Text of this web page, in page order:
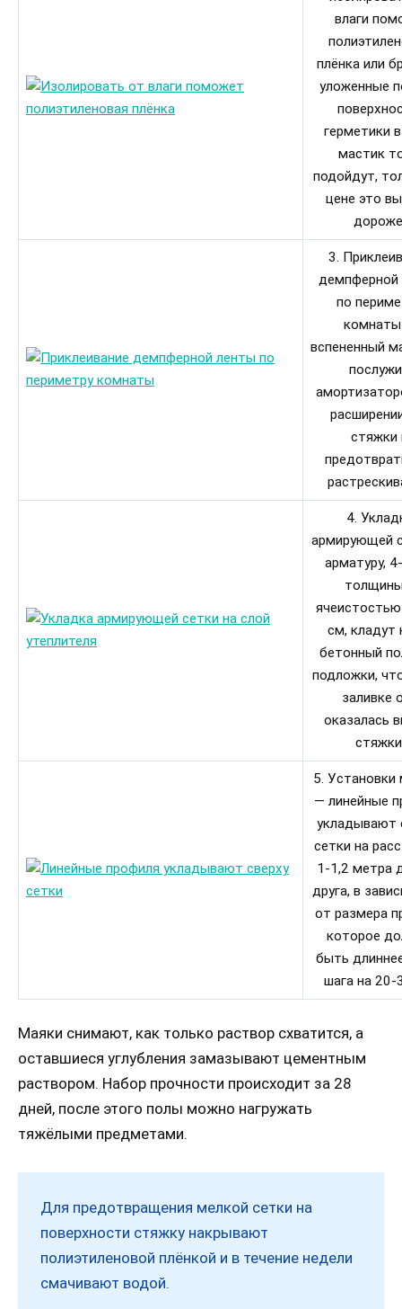
влаги
плёнка или
уложенные
герметики
мастик
подойдут,
цене это
3.
демпферной
по
вспененный
стяжки
4.
армирующей
арматуру,
см, кладут
бетонный
подложки,
заливке
оказалась
5. Установки
— линейные
укладывают
сетки на
1-1,2 метра
друга, в
от размера
которое
быть
шага на 20-
Маяки снимают, как только раствор схватится, а
оставшиеся углубления замазывают цементным
раствором. Набор прочности происходит за 28
дней, после этого полы можно нагружать
тяжёлыми предметами.
Для предотвращения мелкой сетки на
поверхности стяжку накрывают
полиэтиленовой плёнкой и в течение недели
смачивают водой.